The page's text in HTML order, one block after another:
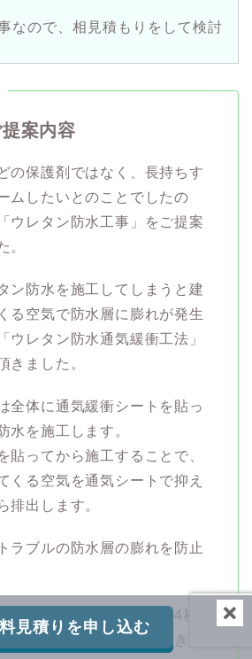
なので、相見積もりをして検討
案内容
の保護剤ではなく、長持ちす
ムしたいとのことでしたの
ウレタン防水工事」をご提案
。
ン防水を施工してしまうと建
る空気で防水層に膨れが発生
ウレタン防水通気緩衝工法」
きました。
全体に通気緩衝シートを貼っ
水を施工します。
貼ってから施工することで、
くる空気を通気シートで抑え
排出します。
ラブルの防水層の膨れを防止
明をさせて頂きまして、4社の
ら弊社に工事をお任せ頂きま
見積りを申し込む